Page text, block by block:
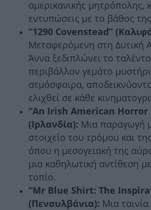
αμερικανικής μητρόπολης,
εντυπώσεις με το βάθος
“1290 Covenstead”
Μεταφερόμενη στη Δυτική
Άννα ξεδιπλώνει το
περιβάλλον γεμάτο
ατμόσφαιρα,
ελιχθεί σε κάθε
“An Irish American Horror
(Ιρλανδία): Μια παραγωγή
στοιχείο του τρόμου και
όπου η μεσογειακή της
μια καθηλωτική αντίθεση
τοπίο.
“Mr Blue Shirt: The
(Πενσυλβάνια): Μια